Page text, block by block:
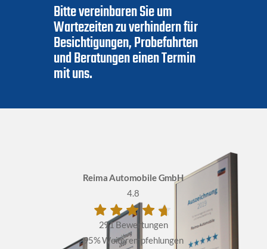
Bitte vereinbaren Sie um
Wartezeiten zu verhindern für
Besichtigungen, Probefahrten
und Beratungen einen Termin
mit uns.
Reima Automobile GmbH
4.8
291 Bewertungen
95%Weiterempfehlungen